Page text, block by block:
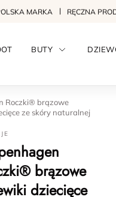
MARKA RĘCZNA
BUTY
Roczki® brązowe
ze skóry naturalnej
brązowe
dziecięce